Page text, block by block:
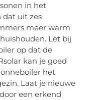
in het
dat uit zes
meer warm
Let bij
op dat de
kan je goed
het
Laat je nieuwe
een erkend